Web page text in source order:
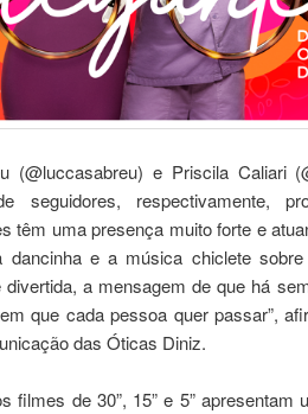
(@luccasabreu) e Priscila Caliari
seguidores, respectivamente,
têm uma presença muito forte e
e a música chiclete
a mensagem de que há
que cada pessoa quer passar”,
das Óticas Diniz.
filmes de 30”, 15” e 5” apresentam